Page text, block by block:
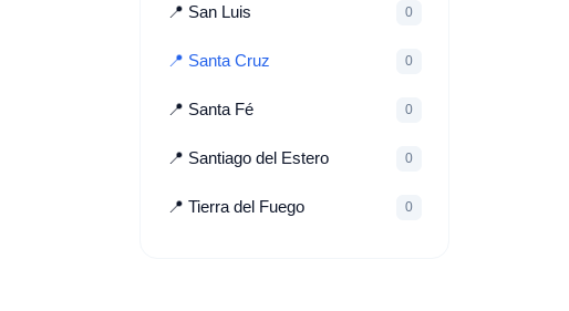
📍 San Luis 0
📍 Santa Cruz 0
📍 Santa Fé 0
📍 Santiago del Estero 0
📍 Tierra del Fuego 0